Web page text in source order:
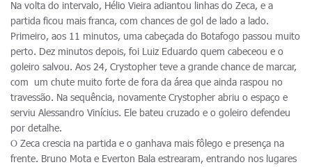
Na volta do intervalo, Hélio Vieira adiantou linhas do Zeca, e a
partida ficou mais franca, com chances de gol de lado a lado.
Primeiro, aos 11 minutos, uma cabeçada do Botafogo passou muito
perto. Dez minutos depois, foi Luiz Eduardo quem cabeceou e o
goleiro salvou. Aos 24, Crystopher teve a grande chance de marcar,
com um chute muito forte de fora da área que ainda raspou no
travessão. Na sequência, novamente Crystopher abriu o espaço e
serviu Alessandro Vinícius. Ele bateu cruzado e o goleiro defendeu
por detalhe.
O Zeca crescia na partida e o ganhava mais fôlego e presença na
frente. Bruno Mota e Everton Bala estrearam, entrando nos lugares